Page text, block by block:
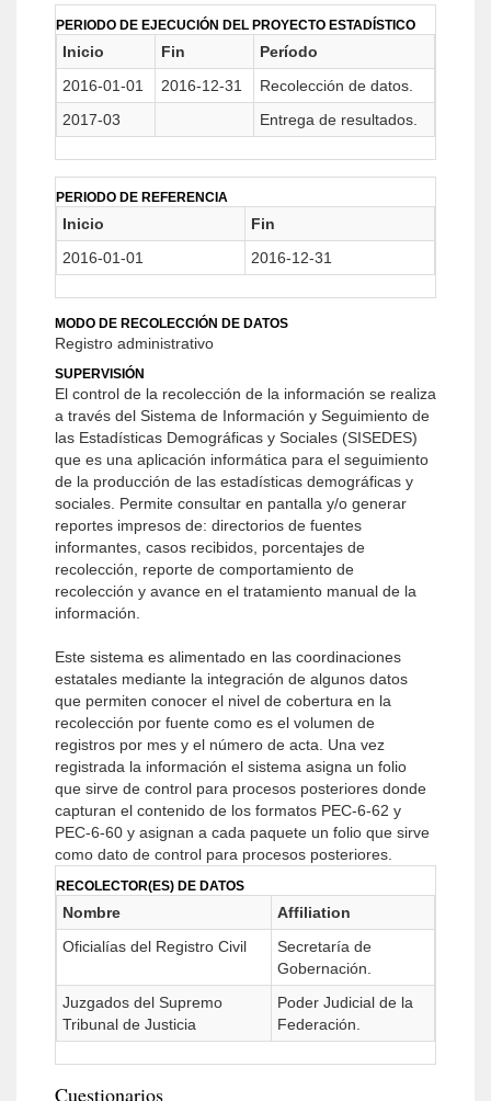
PERIODO DE EJECUCIÓN DEL PROYECTO ESTADÍSTICO
Inicio Fin
Período
2016-01-01
2016-12-31
Recolección de datos.
2017-03
Entrega de resultados.
PERIODO DE REFERENCIA
Inicio
Fin
2016-01-01
2016-12-31
MODO DE RECOLECCIÓN DE DATOS
Registro administrativo
SUPERVISIÓN
El control de la recolección de la información se realiza
a través del Sistema de Información y Seguimiento de
las Estadísticas Demográficas y Sociales (SISEDES)
que es una aplicación informática para el seguimiento
de la producción de las estadísticas demográficas y
sociales. Permite consultar en pantalla y/o generar
reportes impresos de: directorios de fuentes
informantes, casos recibidos, porcentajes de
recolección, reporte de comportamiento de
recolección y avance en el tratamiento manual de la
información.
Este sistema es alimentado en las coordinaciones
estatales mediante la integración de algunos datos
que permiten conocer el nivel de cobertura en la
recolección por fuente como es el volumen de
registros por mes y el número de acta. Una vez
registrada la información el sistema asigna un folio
que sirve de control para procesos posteriores donde
capturan el contenido de los formatos PEC-6-62 y
PEC-6-60 y asignan a cada paquete un folio que sirve
como dato de control para procesos posteriores.
RECOLECTOR(ES) DE DATOS
Nombre
Affiliation
Oficialías del Registro Civil
Secretaría de
Gobernación.
Juzgados del Supremo
Tribunal de Justicia
Poder Judicial de la
Federación.
Cuestionarios